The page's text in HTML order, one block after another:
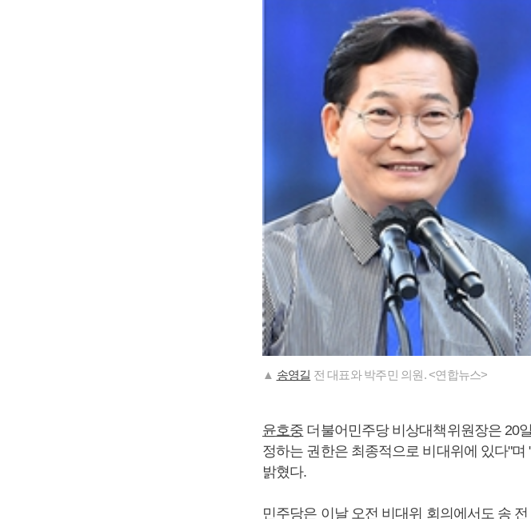
▲ 송영길 전 대표와 박주민 의원. <연합뉴스>
윤호중 더불어민주당 비상대책위원장은 20
정하는 권한은 최종적으로 비대위에 있다"
밝혔다.
민주당은 이날 오전 비대위 회의에서도 송